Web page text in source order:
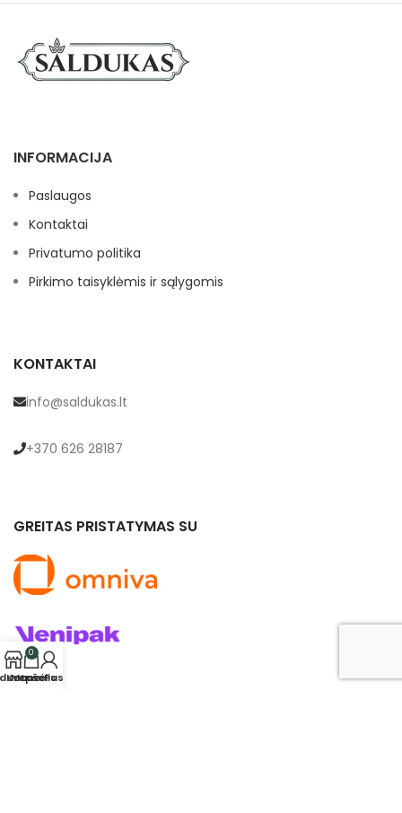
INFORMACIJA
Paslaugos
Kontaktai
Privatumo politika
Pirkimo taisyklėmis ir sąlygomis
KONTAKTAI
info@saldukas.lt
+370 626 28187
GREITAS PRISTATYMAS SU
0
Krepšelis
Mano Paskyra